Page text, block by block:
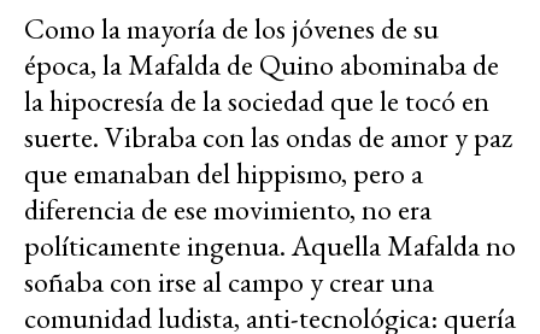
Como la mayoría de los jóvenes de su
época, la Mafalda de Quino abominaba de
la hipocresía de la sociedad que le tocó en
suerte. Vibraba con las ondas de amor y paz
que emanaban del hippismo, pero a
diferencia de ese movimiento, no era
políticamente ingenua. Aquella Mafalda no
soñaba con irse al campo y crear una
comunidad ludista, anti-tecnológica: quería